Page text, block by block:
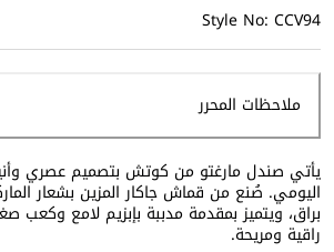
Style No: CCV94
ملاحظات المحرر
يأتي صندل مارغتو من كوتش بتصميم عصري
اليومي. صُنع من قماش جاكار المزين بشعار
براق، ويتميز بمقدمة مدببة بإبزيم لامع وكعب
راقية ومريحة.